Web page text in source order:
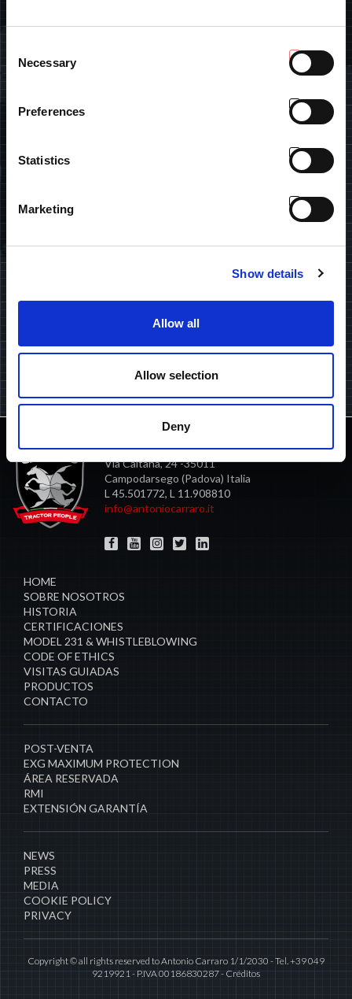
Selection
Necessary
Preferences
Statistics
Marketing
Show details
Allow all
Allow selection
Deny
ENCUENTRA TU CONCESIONARIO
Introduce tus datos y descubre el concesionario Antonio
SUBSCRIBIRSE A LA NEWSLETTER
Mantente al tanto del mundo Tractor People: productos,
Suscríbete aquí.
Declaro que he leído y entendido lapolítica de privacidad
ANTONIO CARRARO SPA
Via Caltana, 24 -35011
Campodarsego (Padova) Italia
L 45.501772, L 11.908810
info@antoniocarraro.it
HOME
SOBRE NOSOTROS
HISTORIA
CERTIFICACIONES
MODEL 231 & WHISTLEBLOWING
CODE OF ETHICS
VISITAS GUIADAS
PRODUCTOS
CONTACTO
POST-VENTA
EXG MAXIMUM PROTECTION
ÁREA RESERVADA
RMI
EXTENSIÓN GARANTÍA
NEWS
PRESS
MEDIA
COOKIE POLICY
PRIVACY
Copyright © all rights reserved to Antonio Carraro 1/1/2030 - Tel. +39 049
9219921 - P.IVA 00186830287 -Créditos